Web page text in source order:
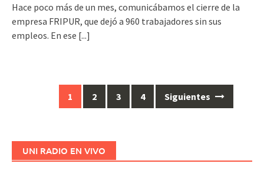
Hace poco más de un mes, comunicábamos el cierre de la
empresa FRIPUR, que dejó a 960 trabajadores sin sus
empleos. En ese [...]
entradas
1 2 3 4 Siguientes
UNI RADIO EN VIVO